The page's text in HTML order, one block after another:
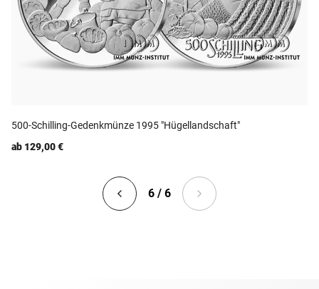
500-Schilling-Gedenkmünze 1995 "Hügellandschaft"
ab 129,00 €
6 / 6